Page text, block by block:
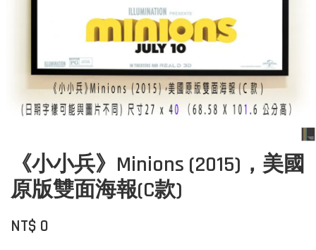
《小小兵》Minions (2015)，美國
原版雙面海報(C款)
NT$ 0